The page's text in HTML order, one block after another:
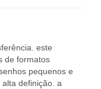
este
de formatos
pequenos e
definição. a